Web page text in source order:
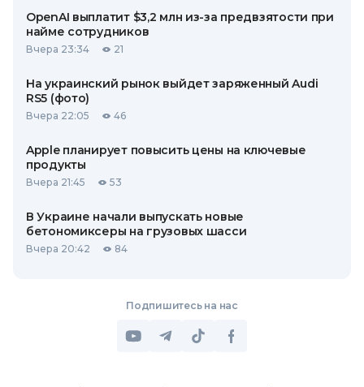
OpenAI выплатит $3,2 млн из-за предвзятости при
найме сотрудников
Вчера 23:34 21
На украинский рынок выйдет заряженный Audi
RS5 (фото)
Вчера 22:05 46
Apple планирует повысить цены на ключевые
продукты
Вчера 21:45 53
В Украине начали выпускать новые
бетономиксеры на грузовых шасси
Вчера 20:42 84
Подпишитесь на нас